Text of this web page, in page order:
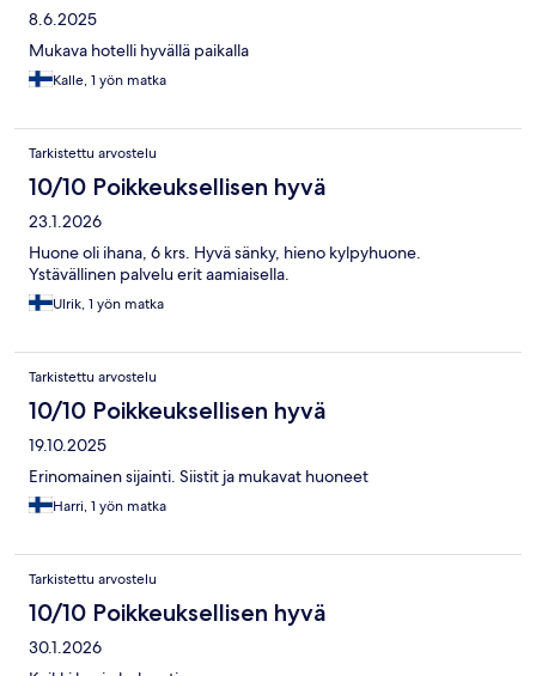
8.6.2025
Mukava hotelli hyvällä paikalla
Kalle, 1 yön matka
Tarkistettu arvostelu
10/10 Poikkeuksellisen hyvä
23.1.2026
Huone oli ihana, 6 krs. Hyvä sänky, hieno kylpyhuone.
Ystävällinen palvelu erit aamiaisella.
Ulrik, 1 yön matka
Tarkistettu arvostelu
10/10 Poikkeuksellisen hyvä
19.10.2025
Erinomainen sijainti. Siistit ja mukavat huoneet
Harri, 1 yön matka
Tarkistettu arvostelu
10/10 Poikkeuksellisen hyvä
30.1.2026